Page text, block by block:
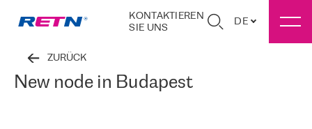
KONTAKTIEREN
SIE UNS
DE
ZURÜCK
New node in Budapest